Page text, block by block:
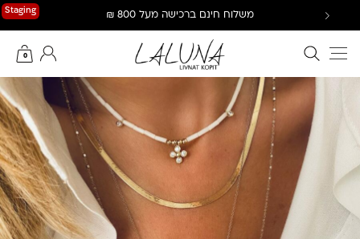
Staging משלוח חינם ברכישה מעל 800 ₪
חיפוש באתר
0
החשבון שלי